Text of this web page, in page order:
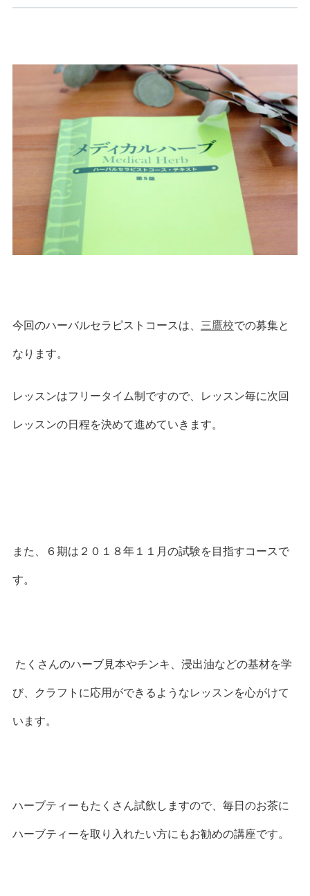
今回のハーバルセラピストコースは、 三鷹校での募集と
なります。
レッスンはフリータイム制ですので、レッスン毎に次回
レッスンの日程を決めて進めていきます。
また、６期は２０１８年１１月の試験を目指すコースで
す。
たくさんのハーブ見本やチンキ、浸出油などの基材を学
び、クラフトに応用ができるようなレッスンを心がけて
います。
ハーブティーもたくさん試飲しますので、毎日のお茶に
ハーブティーを取り入れたい方にもお勧めの講座です。